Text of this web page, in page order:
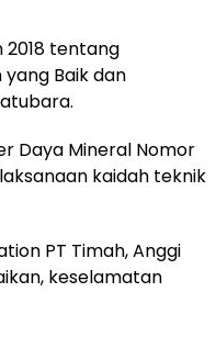
2018 tentang
Baik dan
Daya Mineral Nomor
kaidah teknik
PT Timah, Anggi
keselamatan